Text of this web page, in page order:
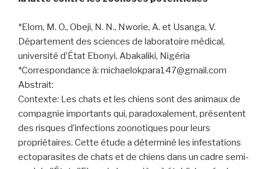
*Elom, M. O., Obeji, N. N., Nworie, A. et Usanga, V.
Département des sciences de laboratoire médical,
université d’État Ebonyi, Abakaliki, Nigéria
*Correspondance à: michaelokpara147@gmail.com
Abstrait:
Contexte: Les chats et les chiens sont des animaux de
compagnie importants qui, paradoxalement, présentent
des risques d’infections zoonotiques pour leurs
propriétaires. Cette étude a déterminé les infestations
ectoparasites de chats et de chiens dans un cadre semi-